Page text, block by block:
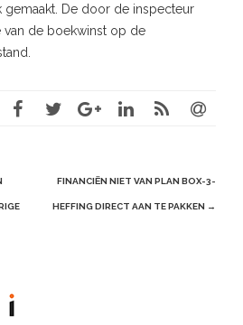
De door de inspecteur
de boekwinst op de
FINANCIËN NIET VAN PLAN BOX-3-
HEFFING DIRECT AAN TE PAKKEN →